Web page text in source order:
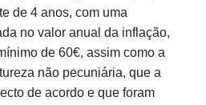
de 4 anos, com uma
no valor anual da inflação,
de 60€, assim como a
não pecuniária, que a
de acordo e que foram